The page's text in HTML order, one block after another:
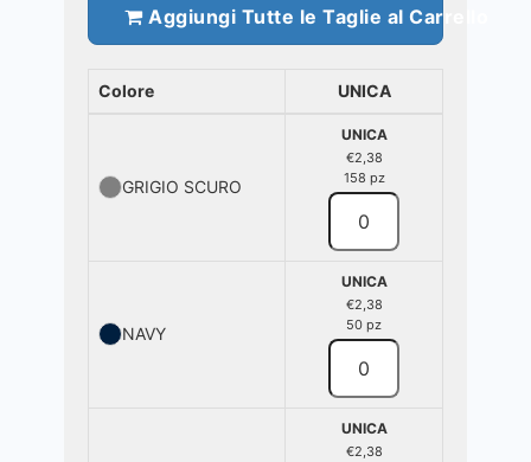
Aggiungi Tutte le Taglie al Carrello
Colore UNICA
GRIGIO SCURO
UNICA
€2,38
158 pz
NAVY
UNICA
€2,38
50 pz
UNICA
€2,38